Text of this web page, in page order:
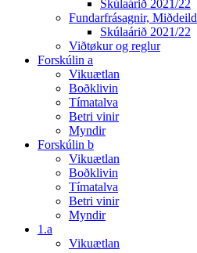
Skúlaárið 2021/22
Fundarfrásagnir, Miðdeild
Skúlaárið 2021/22
Viðtøkur og reglur
Forskúlin a
Vikuætlan
Boðklivin
Tímatalva
Betri vinir
Myndir
Forskúlin b
Vikuætlan
Boðklivin
Tímatalva
Betri vinir
Myndir
1.a
Vikuætlan